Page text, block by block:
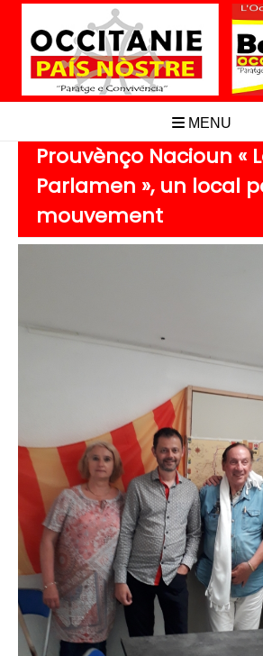
Aller
contenu
MENU
Prouvènço Nacioun «
Parlamen », un local
mouvement